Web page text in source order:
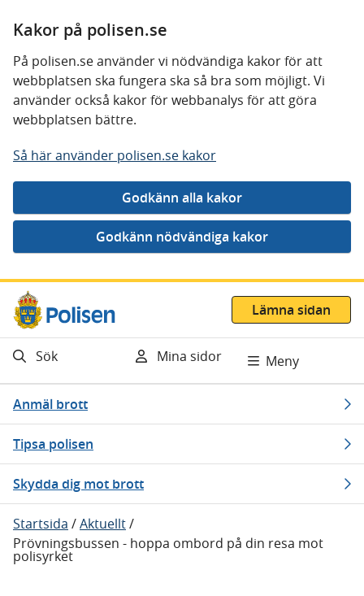
Kakor på polisen.se
På polisen.se använder vi nödvändiga kakor för att
webbplatsen ska fungera ska så bra som möjligt. Vi
använder också kakor för webbanalys för att göra
webbplatsen bättre.
Så här använder polisen.se kakor
Gå direkt till innehåll
Lämna sidan
Sök Mina sidor Meny
Anmäl brott
Tipsa polisen
Skydda dig mot brott
Startsida /Aktuellt/
Prövningsbussen - hoppa ombord på din resa mot
polisyrket